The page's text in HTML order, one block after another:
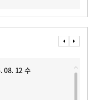
08. 12 수